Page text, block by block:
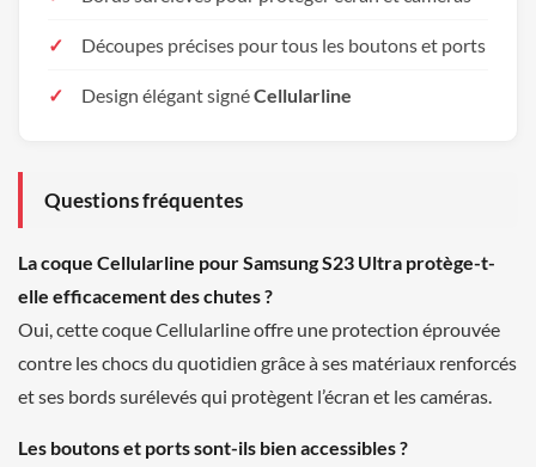
Découpes précises pour tous les boutons et ports
Design élégant signéCellularline
Questions fréquentes
La coque Cellularline pour Samsung S23 Ultra protège-t-
elle efficacement des chutes ?
Oui, cette coque Cellularline offre une protection éprouvée
contre les chocs du quotidien grâce à ses matériaux renforcés
et ses bords surélevés qui protègent l’écran et les caméras.
Les boutons et ports sont-ils bien accessibles ?